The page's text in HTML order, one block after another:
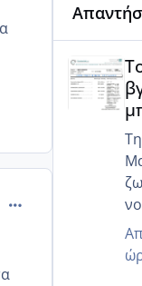
comment_991257